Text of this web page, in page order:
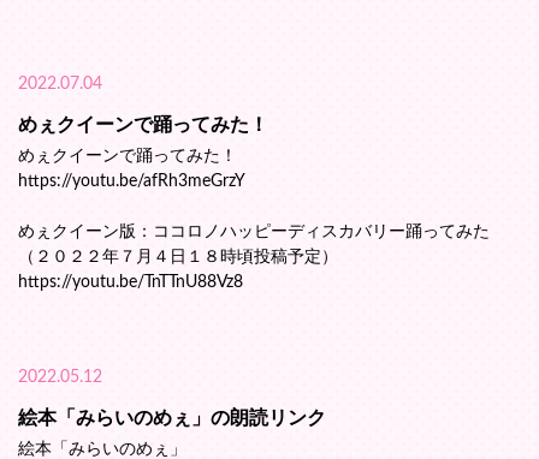
2022.07.04
めぇクイーンで踊ってみた！
めぇクイーンで踊ってみた！
https://youtu.be/afRh3meGrzY
めぇクイーン版：ココロノハッピーディスカバリー踊ってみた
（２０２２年７月４日１８時頃投稿予定）
https://youtu.be/TnTTnU88Vz8
2022.05.12
絵本「みらいのめぇ」の朗読リンク
絵本「みらいのめぇ」